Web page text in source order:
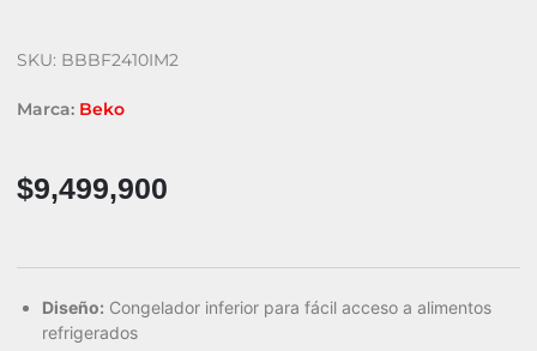
SKU: BBBF2410IM2
Marca: Beko
$9,499,900
Diseño: Congelador inferior para fácil acceso a alimentos
refrigerados